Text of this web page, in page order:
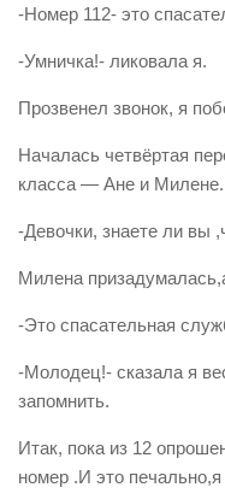
-Номер 112- это
-Умничка!- ликовала я.
Прозвенел звонок, я
Началась четвёртая
класса — Ане и Милене.
-Девочки, знаете ли вы
Милена
-Это спасательная
-Молодец!- сказала я
запомнить.
Итак, пока из 12
номер .И это